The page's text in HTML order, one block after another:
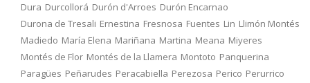
Dura Durcollorá Durón d'Arroes Durón Encarnao
Durona de Tresali Ernestina Fresnosa Fuentes Lin Llimón Montés
Madiedo María Elena Mariñana Martina Meana Miyeres
Montés de Flor Montés de la Llamera Montoto Panquerina
Paragües Peñarudes Peracabiella Perezosa Perico Perurrico